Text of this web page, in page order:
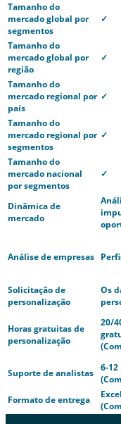
Tamanho do
mercado global por
segmentos
✓
Tamanho do
mercado global por
região
✓
Tamanho do
mercado regional por
país
✓
Tamanho do
mercado regional por
segmentos
✓
Tamanho do
mercado nacional
por segmentos
✓
Dinâmica de
mercado
Análise de empresas
Solicitação de
personalização
Os
Horas gratuitas de
personalização
20/
Suporte de analistas 6-12
Formato de entrega